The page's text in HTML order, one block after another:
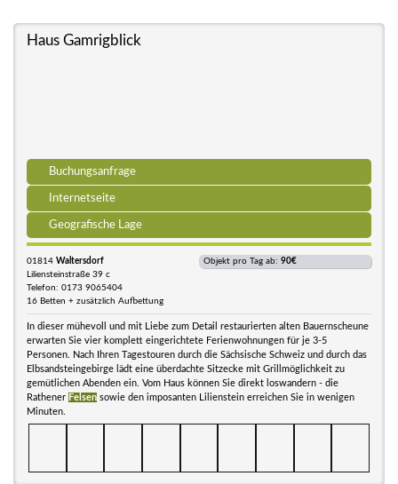
Haus Gamrigblick
Buchungsanfrage
Internetseite
Geografische Lage
01814 Waltersdorf
Liliensteinstraße 39 c
Telefon: 0173 9065404
16 Betten + zusätzlich Aufbettung
Objekt pro Tag ab: 90€
In dieser mühevoll und mit Liebe zum Detail restaurierten alten Bauernscheune
erwarten Sie vier komplett eingerichtete Ferienwohnungen für je 3-5
Personen. Nach Ihren Tagestouren durch die Sächsische Schweiz und durch das
Elbsandsteingebirge lädt eine überdachte Sitzecke mit Grillmöglichkeit zu
gemütlichen Abenden ein. Vom Haus können Sie direkt loswandern - die
Rathener Felsen sowie den imposanten Lilienstein erreichen Sie in wenigen
Minuten.